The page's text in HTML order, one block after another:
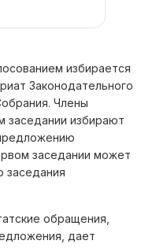
избирается
Законодательного
Члены
заседании избирают
заседании может
заседания
обращения,
дает